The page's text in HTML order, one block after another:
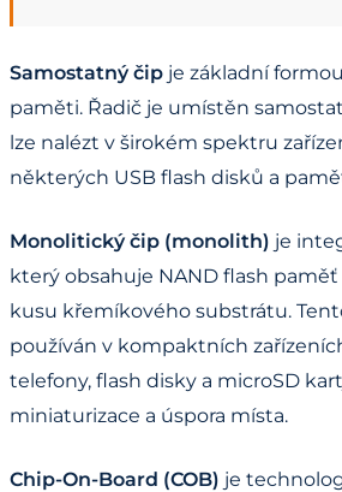
Samostatný čip je základní
paměti. Řadič je umístěn
lze nalézt v širokém spektru
některých USB flash disků a
Monolitický čip (monolith) je
který obsahuje NAND flash
kusu křemíkového substrátu.
používán v kompaktních
telefony, flash disky a microSD
miniaturizace a úspora místa.
Chip-On-Board (COB) je